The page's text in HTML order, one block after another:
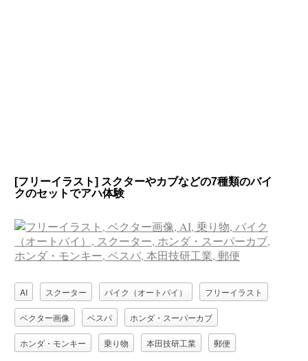
[フリーイラスト] スクターやカブなどの7種類のバイ
クのセットでアハ体験
AI スクーター バイク（オートバイ） フリーイラスト
ベクター画像 ベスパ ホンダ・スーパーカブ
ホンダ・モンキー 乗り物 本田技研工業 郵便